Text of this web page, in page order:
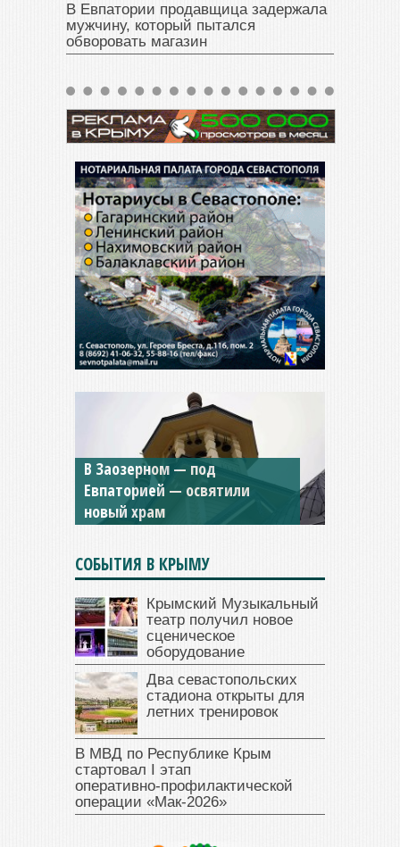
В Евпатории продавщица задержала
мужчину, который пытался
обворовать магазин
В Заозерном — под
Евпаторией — освятили
новый храм
Мужской монастырь Косьмы
и Дамиана в Крыму вновь
открыт для посещения
СОБЫТИЯ В КРЫМУ
Крымский Музыкальный
театр получил новое
сценическое
оборудование
Два севастопольских
стадиона открыты для
летних тренировок
В МВД по Республике Крым
стартовал I этап
оперативно‑профилактической
операции «Мак‑2026»